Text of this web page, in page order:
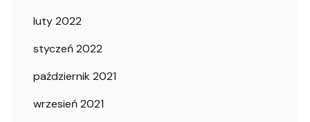
luty 2022
styczeń 2022
październik 2021
wrzesień 2021